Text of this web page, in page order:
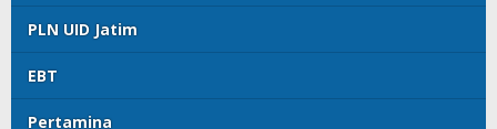
PLN UID Jatim
EBT
Pertamina